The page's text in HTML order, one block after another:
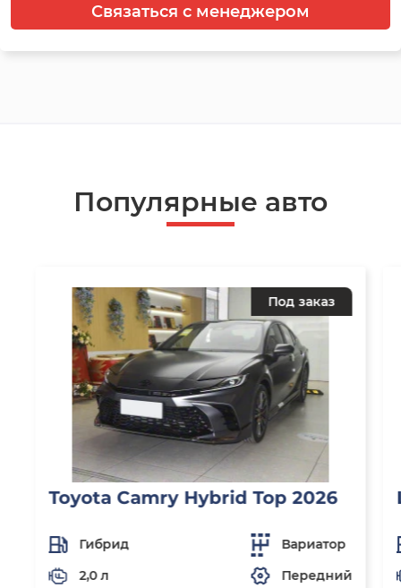
Связаться с менеджером
Популярные авто
Под заказ
Toyota Camry Hybrid Top 2026
Гибрид
Вариатор
2,0 л
Передний